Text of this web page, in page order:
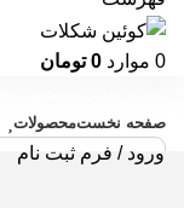
0 موارد 0 تومان
صفحه نخستمحصولات
ورود / فرم ثبت نام